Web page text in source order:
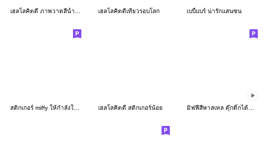
เฮลโลคิตตี ภาพวาดสีน้ำ (ต้นฤดูร้อน) เฮลโลคิตตีเที่ยวรอบโลก เบบี้แบร์ น่ารักแสนซน
เฮลโลคิตตี สติกเกอร์น้อย มิฟฟี่สีพาสเทล ดุ๊กดิ๊กได้นะ♪